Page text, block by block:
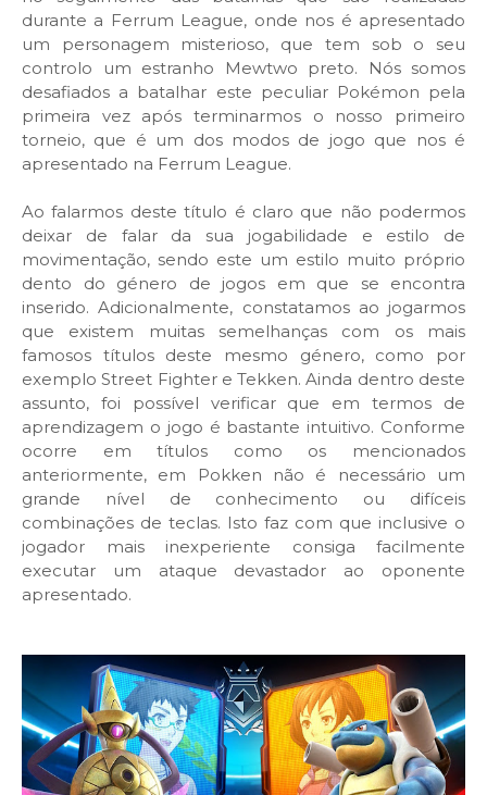
durante a Ferrum League, onde nos é apresentado
um personagem misterioso, que tem sob o seu
controlo um estranho Mewtwo preto. Nós somos
desafiados a batalhar este peculiar Pokémon pela
primeira vez após terminarmos o nosso primeiro
torneio, que é um dos modos de jogo que nos é
apresentado na Ferrum League.
Ao falarmos deste título é claro que não podermos
deixar de falar da sua jogabilidade e estilo de
movimentação, sendo este um estilo muito próprio
dento do género de jogos em que se encontra
inserido. Adicionalmente, constatamos ao jogarmos
que existem muitas semelhanças com os mais
famosos títulos deste mesmo género, como por
exemplo Street Fighter e Tekken. Ainda dentro deste
assunto, foi possível verificar que em termos de
aprendizagem o jogo é bastante intuitivo. Conforme
ocorre em títulos como os mencionados
anteriormente, em Pokken não é necessário um
grande nível de conhecimento ou difíceis
combinações de teclas. Isto faz com que inclusive o
jogador mais inexperiente consiga facilmente
executar um ataque devastador ao oponente
apresentado.